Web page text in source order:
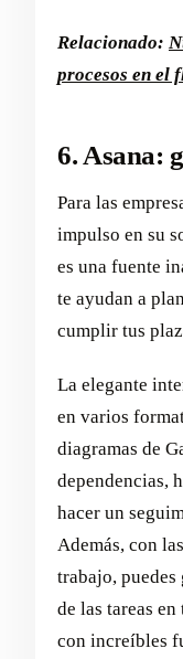
Relacionado:
procesos en el
6. Asana:
Para las
impulso en su
es una fuente
te ayudan a
cumplir tus
La elegante
en varios
diagramas de
dependencias,
hacer un
Además, con
trabajo,
de las tareas
con increíbles